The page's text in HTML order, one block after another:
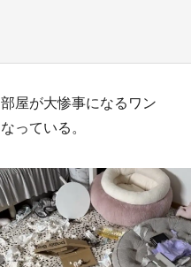
屋が大惨事になるワン
っている。